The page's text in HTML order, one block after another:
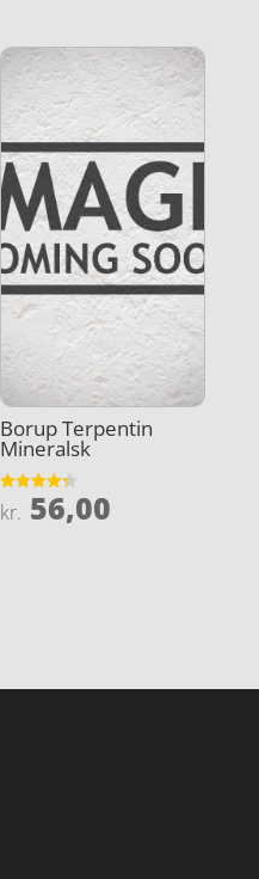
Borup Terpentin
Mineralsk
Vurderet
4.3
kr. 56,00